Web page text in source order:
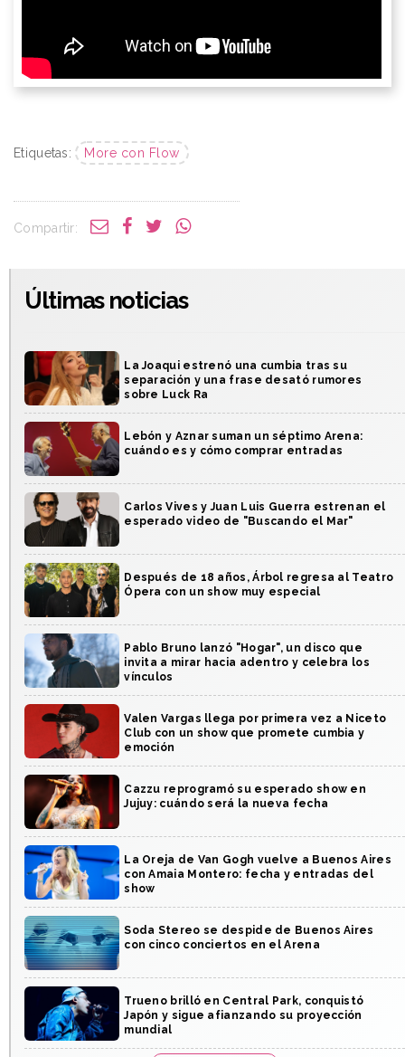
Etiquetas: More con Flow
Compartir:
Últimas noticias
La Joaqui estrenó una cumbia tras su
separación y una frase desató rumores
sobre Luck Ra
Lebón y Aznar suman un séptimo Arena:
cuándo es y cómo comprar entradas
Carlos Vives y Juan Luis Guerra estrenan el
esperado video de "Buscando el Mar"
Después de 18 años, Árbol regresa al Teatro
Ópera con un show muy especial
Pablo Bruno lanzó "Hogar", un disco que
invita a mirar hacia adentro y celebra los
vínculos
Valen Vargas llega por primera vez a Niceto
Club con un show que promete cumbia y
emoción
Cazzu reprogramó su esperado show en
Jujuy: cuándo será la nueva fecha
La Oreja de Van Gogh vuelve a Buenos Aires
con Amaia Montero: fecha y entradas del
show
Soda Stereo se despide de Buenos Aires
con cinco conciertos en el Arena
Trueno brilló en Central Park, conquistó
Japón y sigue afianzando su proyección
mundial